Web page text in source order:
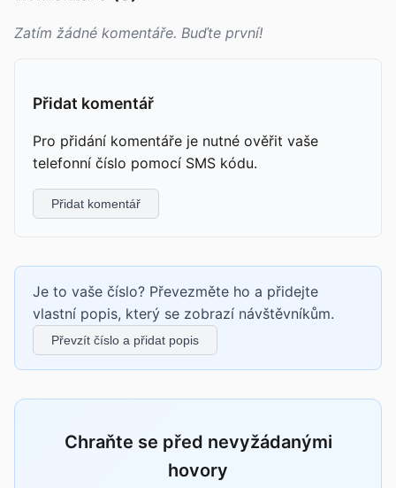
Zatím žádné komentáře. Buďte první!
Přidat komentář
Pro přidání komentáře je nutné ověřit vaše
telefonní číslo pomocí SMS kódu.
Přidat komentář
Je to vaše číslo? Převezměte ho a přidejte
vlastní popis, který se zobrazí návštěvníkům.
Převzít číslo a přidat popis
Chraňte se před nevyžádanými
hovory